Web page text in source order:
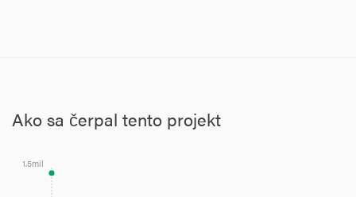
Ako sa čerpal tento projekt
1.5mil